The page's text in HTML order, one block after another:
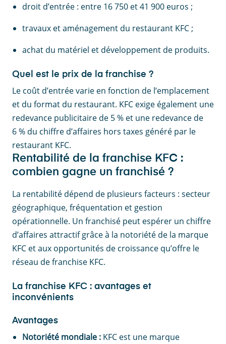
droit d’entrée : entre 16 750 et 41 900 euros ;
travaux et aménagement du restaurant KFC ;
achat du matériel et développement de produits.
Quel est le prix de la franchise ?
Le coût d’entrée varie en fonction de l’emplacement
et du format du restaurant. KFC exige également une
redevance publicitaire de 5 % et une redevance de
6 % du chiffre d’affaires hors taxes généré par le
restaurant KFC.
Rentabilité de la franchise KFC :
combien gagne un franchisé ?
La rentabilité dépend de plusieurs facteurs : secteur
géographique, fréquentation et gestion
opérationnelle. Un franchisé peut espérer un chiffre
d’affaires attractif grâce à la notoriété de la marque
KFC et aux opportunités de croissance qu’offre le
réseau de franchise KFC.
La franchise KFC : avantages et
inconvénients
Avantages
Notoriété mondiale : KFC est une marque